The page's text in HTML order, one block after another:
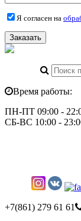
Я согласен на
Заказать
Время работы:
ПН-ПТ 09:00 -
СБ-ВС 10:00 -
+7(861) 279 61 61